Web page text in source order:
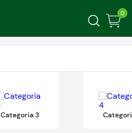
0
Categoria 3